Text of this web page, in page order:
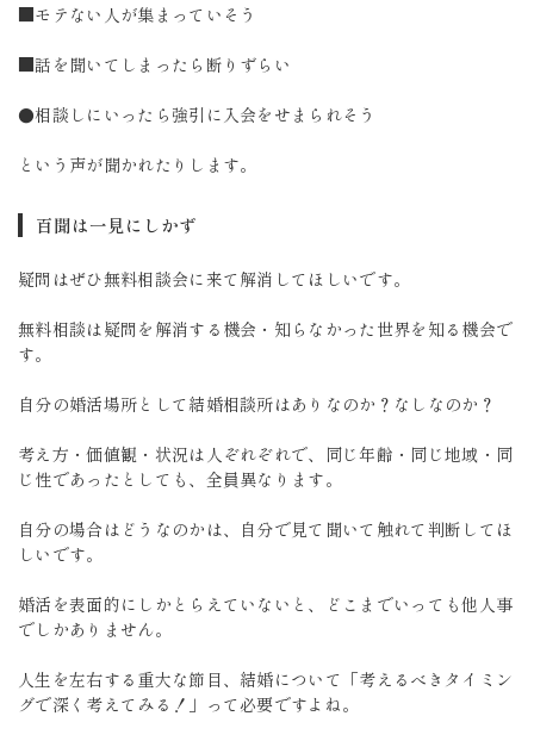
■モテない人が集まっていそう
■話を聞いてしまったら断りずらい
●相談しにいったら強引に入会をせまられそう
という声が聞かれたりします。
百聞は一見にしかず
疑問はぜひ無料相談会に来て解消してほしいです。
無料相談は疑問を解消する機会・知らなかった世界を知る機会で
す。
自分の婚活場所として結婚相談所はありなのか？なしなのか？
考え方・価値観・状況は人ぞれぞれで、同じ年齢・同じ地域・同
じ性であったとしても、全員異なります。
自分の場合はどうなのかは、自分で見て聞いて触れて判断してほ
しいです。
婚活を表面的にしかとらえていないと、どこまでいっても他人事
でしかありません。
人生を左右する重大な節目、結婚について「考えるべきタイミン
グで深く考えてみる！」って必要ですよね。